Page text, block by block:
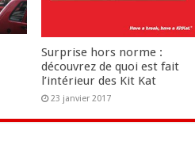
Surprise hors norme :
découvrez de quoi est fait
l’intérieur des Kit Kat
23 janvier 2017